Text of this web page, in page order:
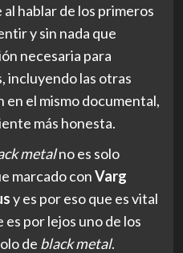
hablar de los primeros
y sin nada que
necesaria para
incluyendo las otras
el mismo documental,
más honesta.
metalno es solo
marcado conVarg
y es por eso que es vital
por lejos uno de los
de black metal.